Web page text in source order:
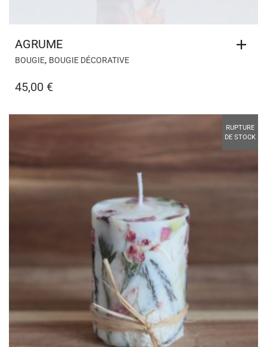
AGRUME
BOUGIE, BOUGIE DÉCORATIVE
45,00 €
RUPTURE
DE STOCK